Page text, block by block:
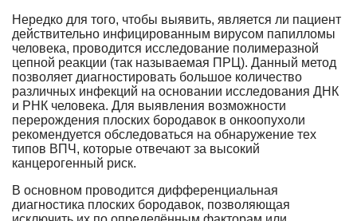
Нередко для того, чтобы выявить, является ли пациент
действительно инфицированным вирусом папилломы
человека, проводится исследование полимеразной
цепной реакции (так называемая ПРЦ). Данный метод
позволяет диагностировать большое количество
различных инфекций на основании исследования ДНК
и РНК человека. Для выявления возможности
перерождения плоских бородавок в онкоопухоли
рекомендуется обследоваться на обнаружение тех
типов ВПЧ, которые отвечают за высокий
канцерогенный риск.
В основном проводится дифференциальная
диагностика плоских бородавок, позволяющая